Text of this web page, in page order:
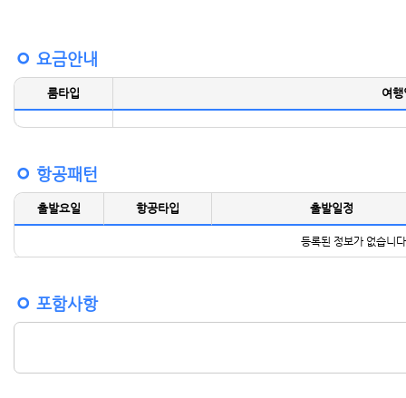
요금안내
룸타입 여행
항공패턴
출발요일 항공타입 출발일정
등록된 정보가 없습니다
포함사항